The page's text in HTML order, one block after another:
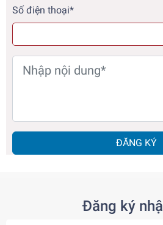
Số điện thoại*
ĐĂNG KÝ
Đăng ký